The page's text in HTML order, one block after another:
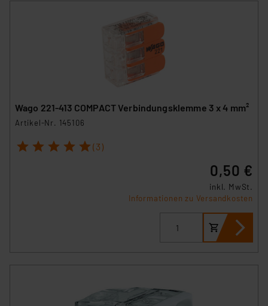
Wago 221-413 COMPACT Verbindungsklemme 3 x 4 mm²
Artikel-Nr. 145106
1 2 3 4 5 (3)
0,50 €
inkl. MwSt.
Informationen zu Versandkosten